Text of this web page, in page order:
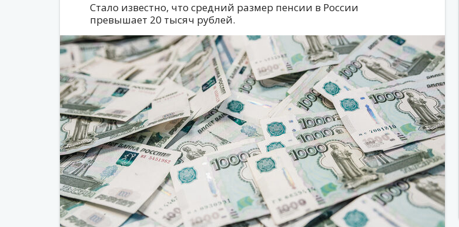
Стало известно, что средний размер пенсии в России
превышает 20 тысяч рублей.